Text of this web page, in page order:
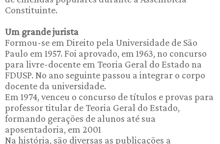
Constituinte.
Um grande jurista
Formou-se em Direito pela Universidade de São
Paulo em 1957. Foi aprovado, em 1963, no concurso
para livre-docente em Teoria Geral do Estado na
FDUSP. No ano seguinte passou a integrar o corpo
docente da universidade.
Em 1974, venceu o concurso de títulos e provas para
professor titular de Teoria Geral do Estado,
formando gerações de alunos até sua
aposentadoria, em 2001
Na história, são diversas as publicações a